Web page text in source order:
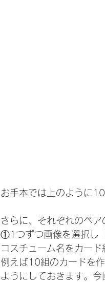
お手本では上のように
さらに、それぞれのペア
①1つずつ画像を選択し
コスチューム名をカー
例えば10組のカードを
ようにしておきます。